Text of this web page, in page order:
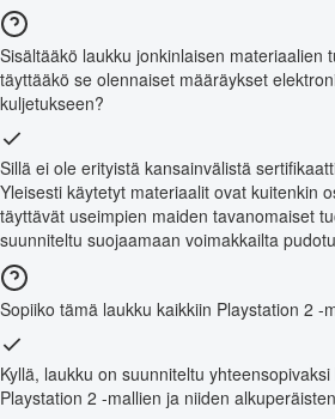
Sisältääkö laukku jonkinlaisen materiaalien
täyttääkö se olennaiset määräykset
kuljetukseen?
Sillä ei ole erityistä kansainvälistä
Yleisesti käytetyt materiaalit ovat kuitenkin
täyttävät useimpien maiden tavanomaiset
suunniteltu suojaamaan voimakkailta
Sopiiko tämä laukku kaikkiin Playstation 2 -
Kyllä, laukku on suunniteltu
Playstation 2 -mallien ja niiden